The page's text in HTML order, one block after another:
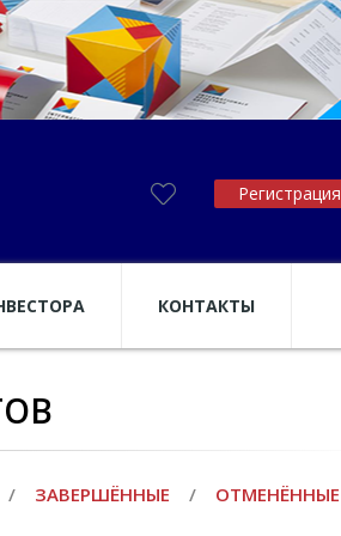
Регистрация
КОНТАКТЫ
/ ЗАВЕРШЁННЫЕ / ОТМЕНЁННЫЕ